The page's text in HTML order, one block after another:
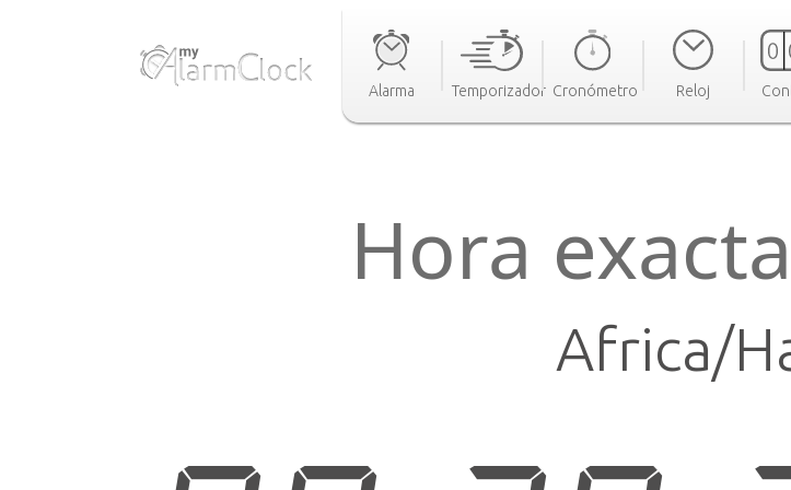
Alarma Temporizador Cronómetro Reloj
Hora
Africa/